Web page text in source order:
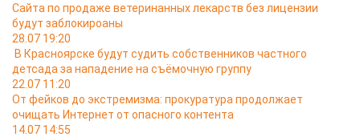
Сайта по продаже ветеринанных лекарств без лицензии
будут заблокироаны
28.07 19:20
В Красноярске будут судить собственников частного
детсада за нападение на съёмочную группу
22.07 11:20
От фейков до экстремизма: прокуратура продолжает
очищать Интернет от опасного контента
14.07 14:55